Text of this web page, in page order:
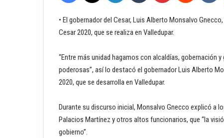
• El gobernador del Cesar, Luis Alberto Monsalvo
Cesar 2020, que se realiza en Valledupar.
“Entre más unidad hagamos con alcaldías, gobernación
poderosas”, así lo destacó el gobernador Luis Alberto
2020, que se desarrolla en Valledupar.
Durante su discurso inicial, Monsalvo Gnecco explicó a
Palacios Martínez y otros altos funcionarios, que “la
gobierno”.